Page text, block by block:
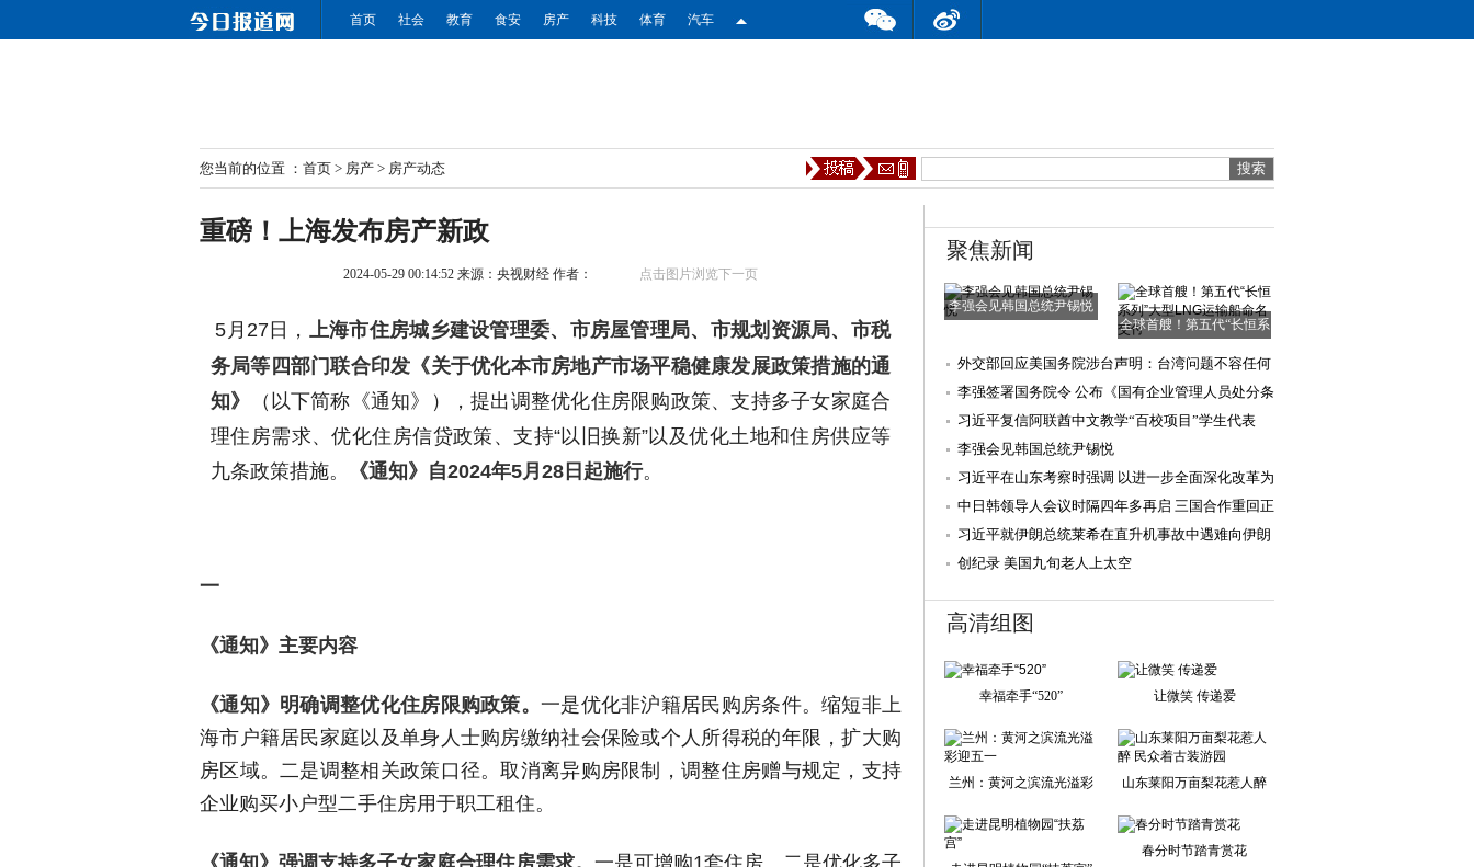
首页 社会 教育 食安 房产 科技 体育 汽车
您当前的位置 ： 首页 > 房产 > 房产动态
重磅！上海发布房产新政
2024-05-29 00:14:52 来源：央视财经 作者： 点击图片浏览下一页
5月27日， 上海市住房城乡建设管理委、市房屋管理局、市规划资源局、市税
务局等四部门联合印发《关于优化本市房地产市场平稳健康发展政策措施的通
知》
（以下简称《通知》），提出调整优化住房限购政策、支持多子女家庭合
理住房需求、优化住房信贷政策、支持“以旧换新”以及优化土地和住房供应等
九条政策措施。
《通知》自2024年5月28日起施行。
一
《通知》主要内容
《通知》明确调整优化住房限购政策。一是优化非沪籍居民购房条件。缩短非上
海市户籍居民家庭以及单身人士购房缴纳社会保险或个人所得税的年限，扩大购
房区域。二是调整相关政策口径。取消离异购房限制，调整住房赠与规定，支持
企业购买小户型二手住房用于职工租住。
《通知》强调支持多子女家庭合理住房需求。 一是可增购1套住房。二是优化多子
聚焦新闻
李强会见韩国总统尹锡悦
全球首艘！第五代“长恒系
外交部回应美国务院涉台声明：台湾问题不容任何
外部势力干涉
李强签署国务院令 公布《国有企业管理人员处分条
例》
习近平复信阿联酋中文教学“百校项目”学生代表
李强会见韩国总统尹锡悦
习近平在山东考察时强调 以进一步全面深化改革为
动力 奋力谱写
中日韩领导人会议时隔四年多再启 三国合作重回正
轨迎契机
习近平就伊朗总统莱希在直升机事故中遇难向伊朗
第一副总统穆赫
创纪录 美国九旬老人上太空
高清组图
幸福牵手“520” 让微笑 传递爱
兰州：黄河之滨流光溢彩
迎五一
山东莱阳万亩梨花惹人醉
民众着古装游园
春分时节踏青赏花